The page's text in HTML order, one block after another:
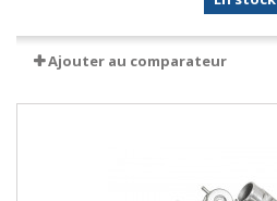
Ajouter au comparateur